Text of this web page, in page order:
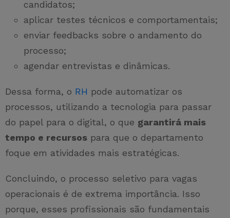
candidatos;
aplicar testes técnicos e comportamentais;
enviar feedbacks sobre o andamento do
processo;
agendar entrevistas e dinâmicas.
Dessa forma, o RH pode automatizar os
processos, utilizando a tecnologia para passar
do papel para o digital, o que garantirá mais
tempo e recursos para que o departamento
foque em atividades mais estratégicas.
Concluindo, o processo seletivo para vagas
operacionais é de extrema importância. Isso
porque, esses profissionais são fundamentais